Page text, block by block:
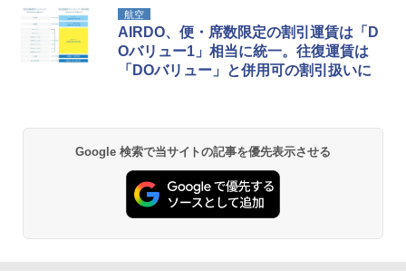
[キャンパーズコレクション 山善] ポップアッ
プテント 傘みたいに広げて畳める パッとサ
ッとサンシェード キューブ フルクローズ メ
ッシュ 簡単設置 ワンタッチテント キャンプ
&ハイキング カーキ PATC-150(KH)
ENDLESS BASE 《めざましテレビで紹介》
テント ワンタッチ RENEW 幅200 2-3人用 43
500002(88859)
￥5,999
DEWEL パラソル 大型 ビーチ アウトドアパ
ラソル ガーデン サイトシート付 折りたたみ
防水 UVカット 4段階高さ調整 軽量 収納袋付
き
026リニューアル 急速冷凍 空間倍増 衛生的
コンパクト 保冷力長持ち
￥2,980
航空
AIRDO、便・席数限定の割引運賃は「D
Oバリュー1」相当に統一。往復運賃は
「DOバリュー」と併用可の割引扱いに
Google 検索で当サイトの記事を優先表示させる